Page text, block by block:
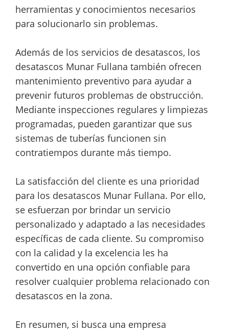
herramientas y conocimientos necesarios
para solucionarlo sin problemas.
Además de los servicios de desatascos, los
desatascos Munar Fullana también ofrecen
mantenimiento preventivo para ayudar a
prevenir futuros problemas de obstrucción.
Mediante inspecciones regulares y limpiezas
programadas, pueden garantizar que sus
sistemas de tuberías funcionen sin
contratiempos durante más tiempo.
La satisfacción del cliente es una prioridad
para los desatascos Munar Fullana. Por ello,
se esfuerzan por brindar un servicio
personalizado y adaptado a las necesidades
específicas de cada cliente. Su compromiso
con la calidad y la excelencia les ha
convertido en una opción confiable para
resolver cualquier problema relacionado con
desatascos en la zona.
En resumen, si busca una empresa